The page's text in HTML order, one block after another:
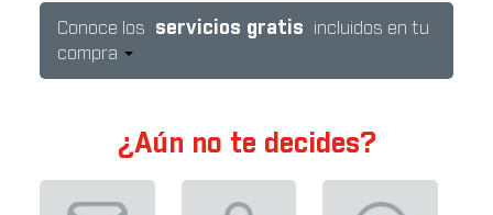
Conoce los servicios gratis
incluidos en tu
compra
¿Aún no te decides?